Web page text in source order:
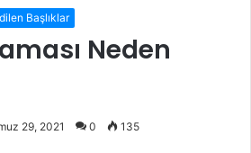
Başlıklar
Neden
29, 2021 0 135